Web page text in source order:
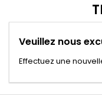
Veuillez nous
Effectuez une